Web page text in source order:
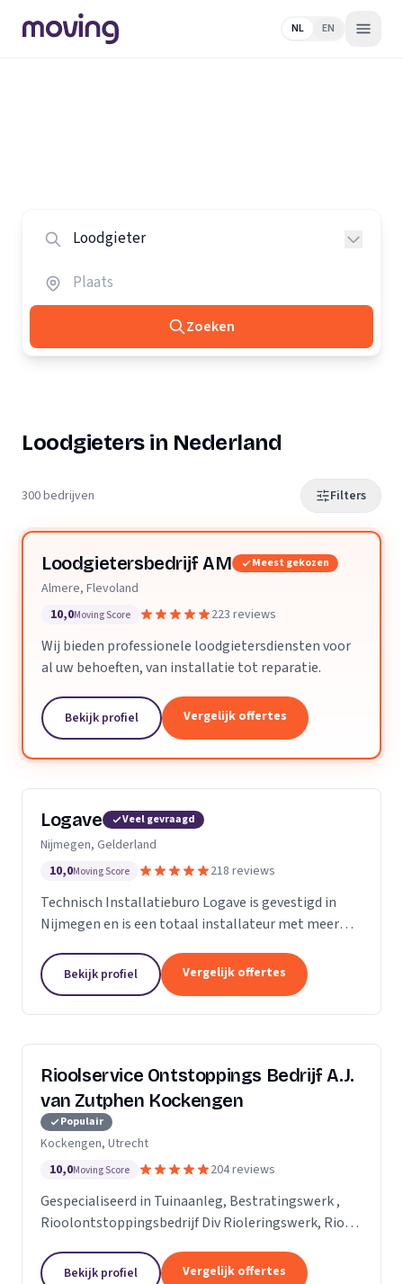
NL EN
Zoeken
Loodgieters in Nederland
300 bedrijven Filters
Loodgietersbedrijf AM Meest gekozen
Almere, Flevoland
10,0Moving Score 223 reviews
Wij bieden professionele loodgietersdiensten voor
al uw behoeften, van installatie tot reparatie.
Bekijk profiel Vergelijk offertes
Logave Veel gevraagd
Nijmegen, Gelderland
10,0Moving Score 218 reviews
Technisch Installatieburo Logave is gevestigd in
Nijmegen en is een totaal installateur met meer
cv-combiketels, maar zijn gespecialiseerd in de...
Bekijk profiel Vergelijk offertes
Rioolservice Ontstoppings Bedrijf A.J.
van Zutphen Kockengen
Populair
Kockengen, Utrecht
10,0Moving Score 204 reviews
Gespecialiseerd in Tuinaanleg, Bestratingswerk ,
Rioolontstoppingsbedrijf Div Rioleringswerk, Riool
vervangen. Rioolcamera, Riooldetectie...
Bekijk profiel Vergelijk offertes